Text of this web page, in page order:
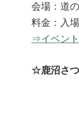
会場：道
料金：入
⇒イベン
☆鹿沼さつ